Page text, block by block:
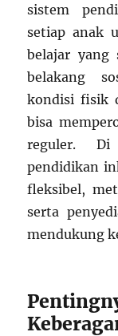
sistem
setiap anak
belajar yang
belakang
kondisi fisik
bisa
reguler. Di
pendidikan
fleksibel,
serta
mendukung